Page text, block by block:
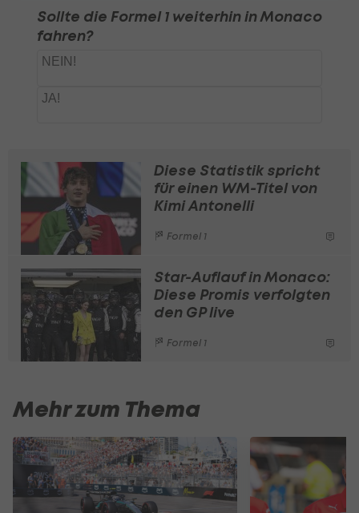
Diese Statistik spricht
für einen WM-Titel von
Kimi Antonelli
Formel 1
Star-Auflauf in Monaco:
Diese Promis verfolgten
den GP live
Formel 1
Mehr zum Thema